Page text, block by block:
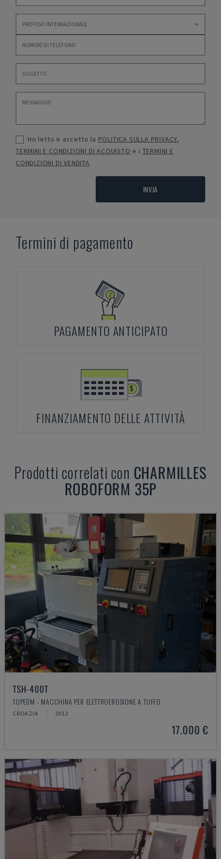
Ho letto e accetto la POLITICA SULLA PRIVACY,
TERMINI E CONDIZIONI DI ACQUISTO e i TERMINI E
CONDIZIONI DI VENDITA
INVIA
Termini di pagamento
PAGAMENTO ANTICIPATO
FINANZIAMENTO DELLE ATTIVITÀ
Prodotti correlati con CHARMILLES
ROBOFORM 35P
TSH-400T
TOPEDM - MACCHINA PER ELETTROEROSIONE A TUFFO
CROAZIA 2012
17.000 €